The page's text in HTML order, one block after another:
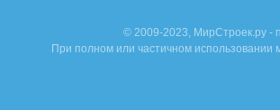
© 2009-2023, МирСтроек.ру -
При полном или частичном использовании